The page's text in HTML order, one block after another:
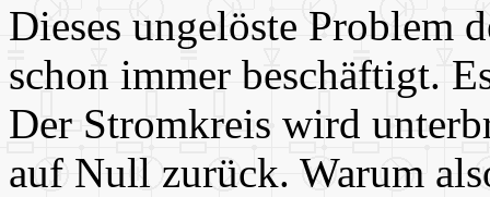
Dieses ungelöste Problem
schon immer beschäftigt.
Der Stromkreis wird
auf Null zurück. Warum